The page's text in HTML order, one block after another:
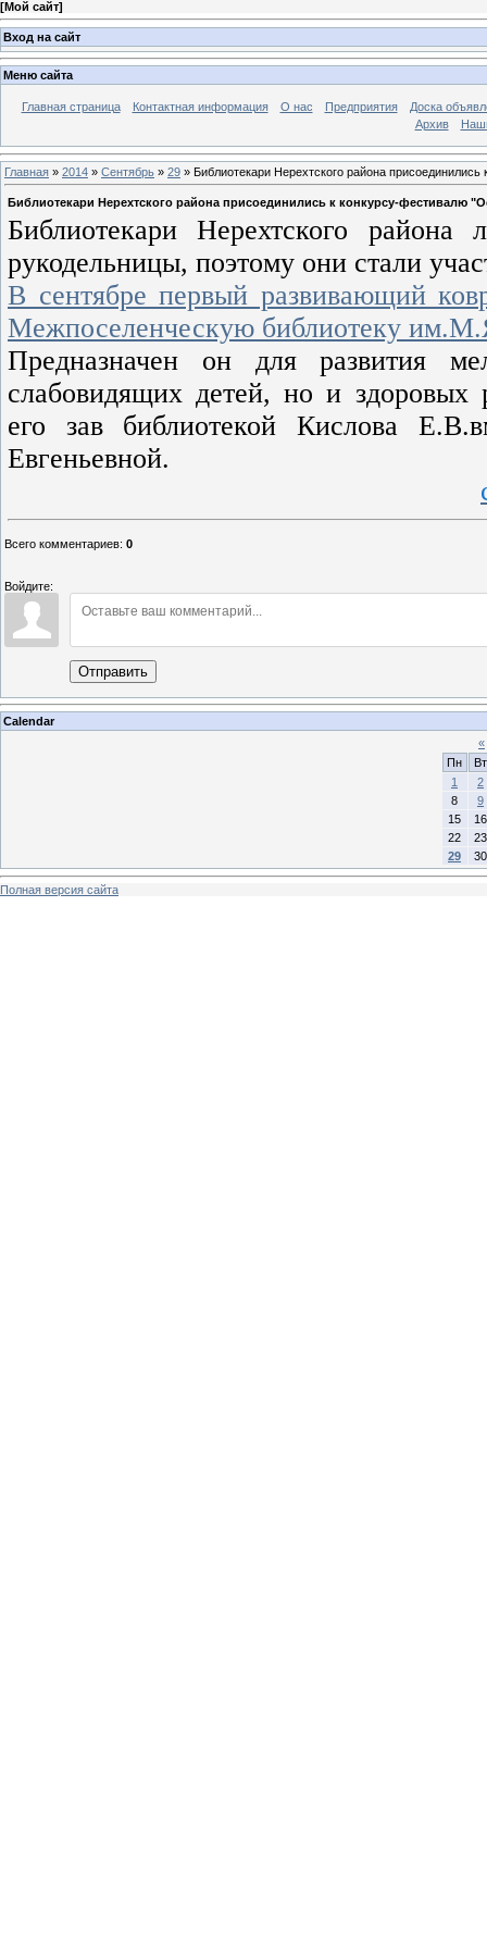
[Мой сайт]
Вход на сайт
Меню сайта
Главная страница Контактная информация О нас Предприятия
Доска
Архив
Главная » 2014 » Сентябрь » 29 » Библиотекари Нерехтского района
Библиотекари Нерехтского района присоединились к конкурсу-фестивалю
Библиотекари Нерехтского
рукодельницы, поэтому они стали
В сентябре первый развивающий
Межпоселенческую библиотеку
Предназначен он для развития
слабовидящих детей, но и здоровых
его зав библиотекой Кислова
Евгеньевной.
Всего комментариев: 0
Войдите:
Отправить
Calendar
«
Пн
Вт
1
2
8
9
15
16
22
23
29
30
Полная версия сайта